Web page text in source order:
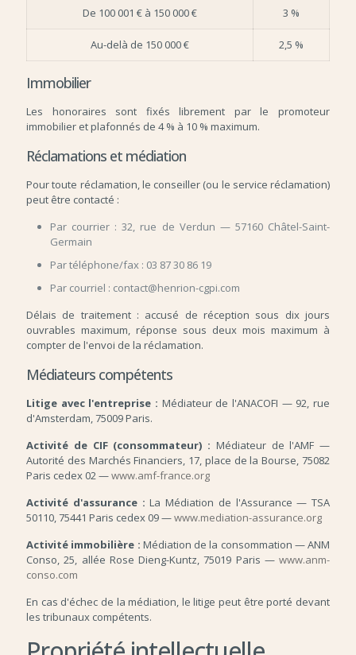
De 100 001 € à 150 000 € 3 %
Au-delà de 150 000 € 2,5 %
Immobilier
Les honoraires sont fixés librement par le promoteur
immobilier et plafonnés de 4 % à 10 % maximum.
Réclamations et médiation
Pour toute réclamation, le conseiller (ou le service réclamation)
peut être contacté :
Par courrier : 32, rue de Verdun — 57160 Châtel-Saint-
Germain
Par téléphone/fax : 03 87 30 86 19
Par courriel : contact@henrion-cgpi.com
Délais de traitement : accusé de réception sous dix jours
ouvrables maximum, réponse sous deux mois maximum à
compter de l'envoi de la réclamation.
Médiateurs compétents
Litige avec l'entreprise : Médiateur de l'ANACOFI — 92, rue
d'Amsterdam, 75009 Paris.
Activité de CIF (consommateur) : Médiateur de l'AMF —
Autorité des Marchés Financiers, 17, place de la Bourse, 75082
Paris cedex 02 —www.amf-france.org
Activité d'assurance : La Médiation de l'Assurance — TSA
50110, 75441 Paris cedex 09 —www.mediation-assurance.org
Activité immobilière : Médiation de la consommation — ANM
Conso, 25, allée Rose Dieng-Kuntz, 75019 Paris — www.anm-
conso.com
En cas d'échec de la médiation, le litige peut être porté devant
les tribunaux compétents.